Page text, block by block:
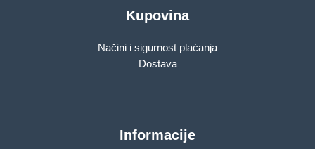
Kupovina
Načini i sigurnost plaćanja
Dostava
Informacije